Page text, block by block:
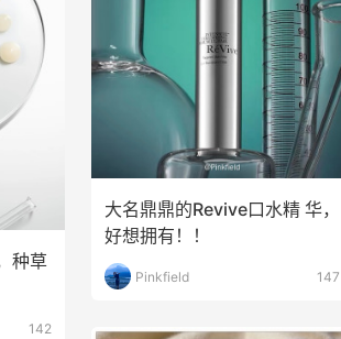
种草
142
大名鼎鼎的Revive口水精 华，
好想拥有！！
Pinkfield 147
爆炒鱿鱼须还不错哦～小